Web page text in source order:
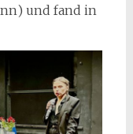
und fand in